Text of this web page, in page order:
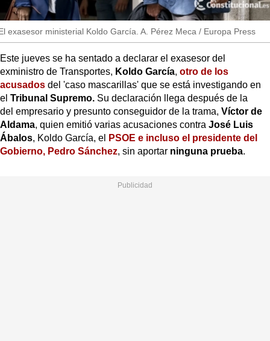
exasesor ministerial Koldo García. A. Pérez Meca / Europa Press
Este jueves se ha sentado a declarar el exasesor del
exministro de Transportes, Koldo García, otro de los
acusados del 'caso mascarillas' que se está investigando en
el Tribunal Supremo. Su declaración llega después de la
del empresario y presunto conseguidor de la trama, Víctor de
Aldama, quien emitió varias acusaciones contra José Luis
Ábalos, Koldo García, el
PSOE e incluso el presidente del
Gobierno, Pedro Sánchez, sin aportar ninguna prueba.